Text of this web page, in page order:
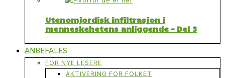
Utenomjordisk infiltrasjon i
menneskehetens anliggende – Del 3
ANBEFALES
FOR NYE LESERE
AKTIVERING FOR FOLKET